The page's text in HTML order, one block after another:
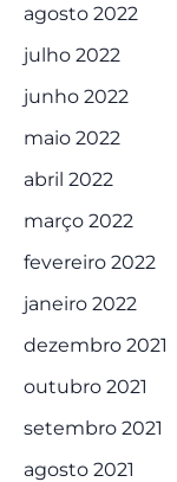
agosto 2022
julho 2022
junho 2022
maio 2022
abril 2022
março 2022
fevereiro 2022
janeiro 2022
dezembro 2021
outubro 2021
setembro 2021
agosto 2021